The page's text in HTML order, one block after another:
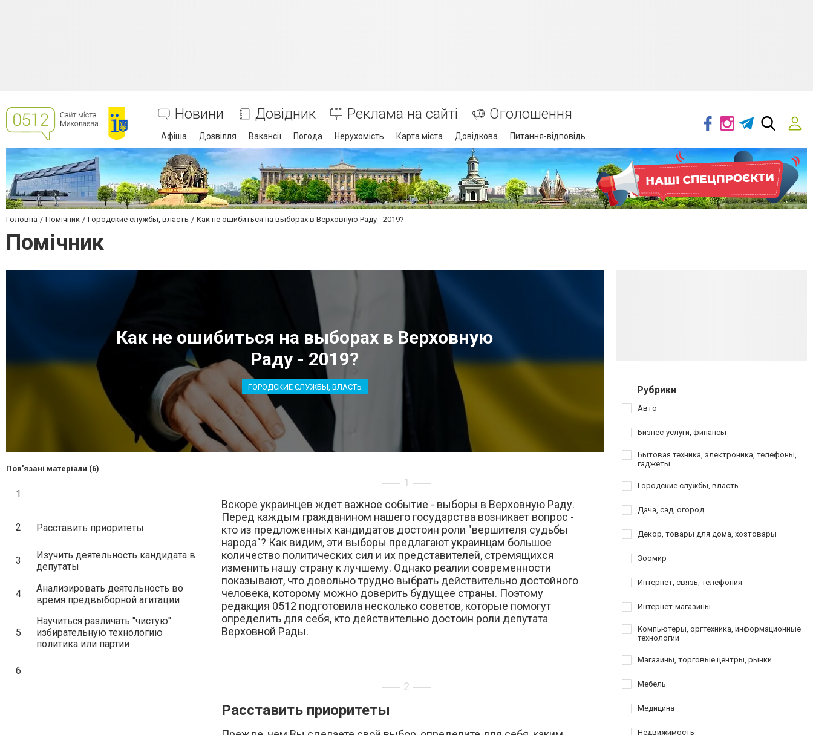
Новини Довідник Реклама на сайті Оголошення
Афіша Дозвілля Вакансії Погода Нерухомість Карта міста Довідкова Питання-відповідь
Головна Помічник Городские службы, власть Как не ошибиться на выборах в Верховную Раду - 2019?
Помічник
Как не ошибиться на выборах в Верховную
Раду - 2019?
ГОРОДСКИЕ СЛУЖБЫ, ВЛАСТЬ
Пов'язані матеріали (6)
1
2 Расставить приоритеты
3
Изучить деятельность кандидата в
депутаты
4
Анализировать деятельность во
время предвыборной агитации
5
Научиться различать "чистую"
избирательную технологию
политика или партии
6
1
Вскоре украинцев ждет важное событие - выборы в Верховную Раду.
Перед каждым гражданином нашего государства возникает вопрос -
кто из предложенных кандидатов достоин роли "вершителя судьбы
народа"? Как видим, эти выборы предлагают украинцам большое
количество политических сил и их представителей, стремящихся
изменить нашу страну к лучшему. Однако реалии современности
показывают, что довольно трудно выбрать действительно достойного
человека, которому можно доверить будущее страны. Поэтому
редакция 0512 подготовила несколько советов, которые помогут
определить для себя, кто действительно достоин роли депутата
Верховной Рады.
2
Расставить приоритеты
Рубрики
Авто
Бизнес-услуги, финансы
Бытовая техника, электроника, телефоны,
гаджеты
Городские службы, власть
Дача, сад, огород
Декор, товары для дома, хозтовары
Зоомир
Интернет, связь, телефония
Интернет-магазины
Компьютеры, оргтехника, информационные
технологии
Магазины, торговые центры, рынки
Мебель
Медицина
Недвижимость